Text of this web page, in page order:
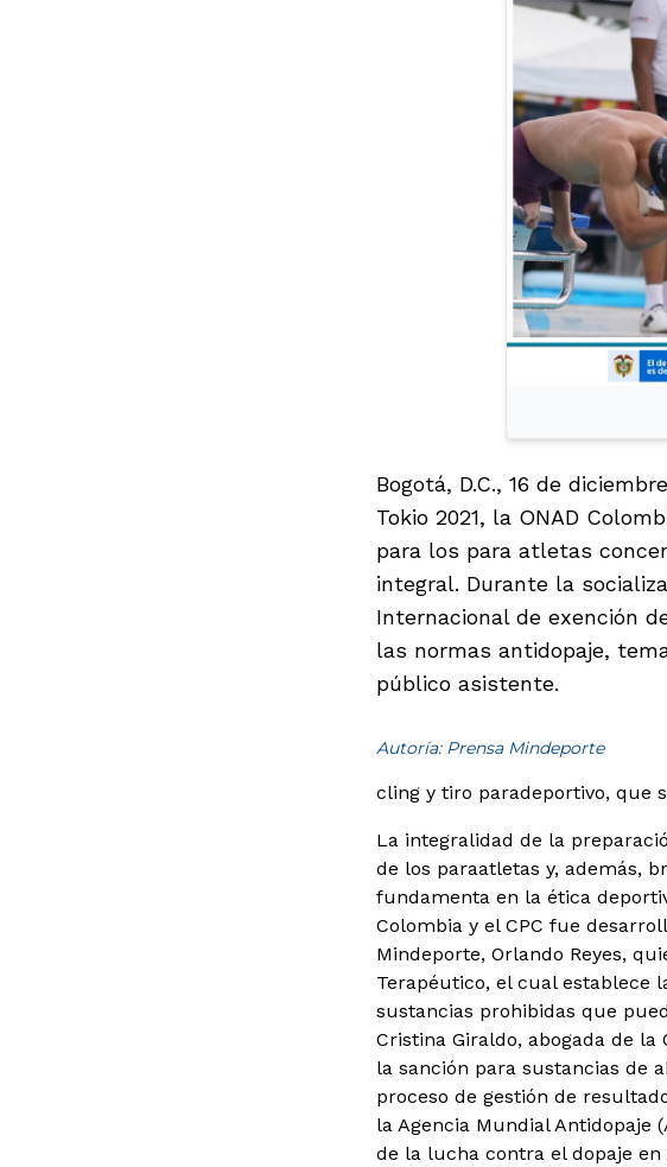
Bogotá, D.C., 16 de
Tokio 2021, la ONAD
para los para atletas
integral. Durante la
Internacional de exención
las normas antidopaje,
público asistente.
Autoría: Prensa Mindeporte
cling y tiro paradeportivo, que
La integralidad de la
de los paraatletas y, además,
fundamenta en la ética
Colombia y el CPC fue
Mindeporte, Orlando Reyes,
Terapéutico, el cual establece
sustancias prohibidas que
Cristina Giraldo, abogada de
la sanción para sustancias de
proceso de gestión de
la Agencia Mundial Antidopaje
de la lucha contra el dopaje